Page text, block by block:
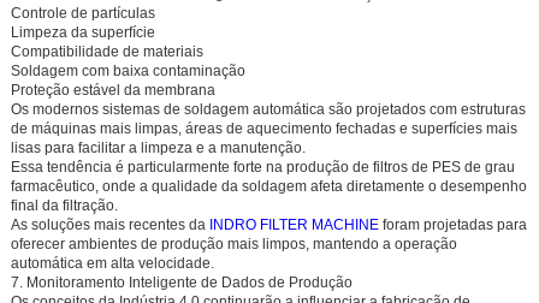
Controle de partículas
Limpeza da superfície
Compatibilidade de materiais
Soldagem com baixa contaminação
Proteção estável da membrana
Os modernos sistemas de soldagem automática são projetados com estruturas
de máquinas mais limpas, áreas de aquecimento fechadas e superfícies mais
lisas para facilitar a limpeza e a manutenção.
Essa tendência é particularmente forte na produção de filtros de PES de grau
farmacêutico, onde a qualidade da soldagem afeta diretamente o desempenho
final da filtração.
As soluções mais recentes da INDRO FILTER MACHINEforam projetadas para
oferecer ambientes de produção mais limpos, mantendo a operação
automática em alta velocidade.
7. Monitoramento Inteligente de Dados de Produção